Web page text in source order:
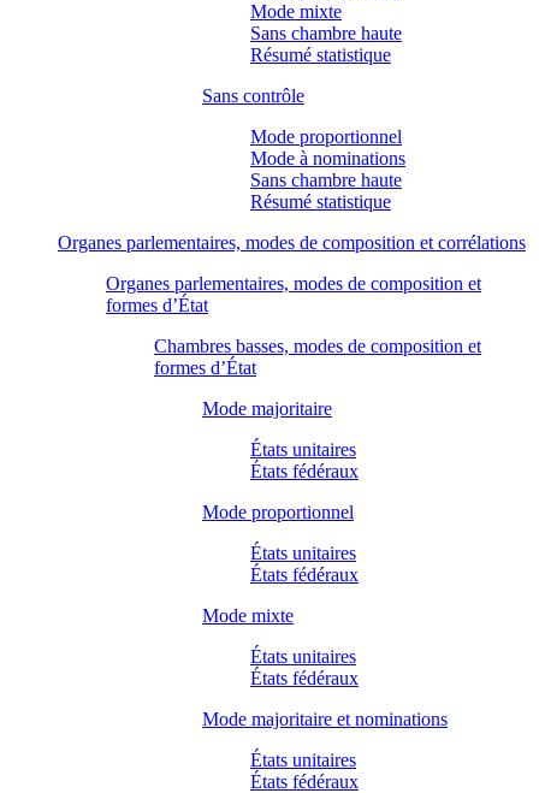
Mode mixte
Sans chambre haute
Résumé statistique
Sans contrôle
Mode proportionnel
Mode à nominations
Sans chambre haute
Résumé statistique
Organes parlementaires, modes de composition et corrélations
Organes parlementaires, modes de composition et
formes d’État
Chambres basses, modes de composition et
formes d’État
Mode majoritaire
États unitaires
États fédéraux
Mode proportionnel
États unitaires
États fédéraux
Mode mixte
États unitaires
États fédéraux
Mode majoritaire et nominations
États unitaires
États fédéraux